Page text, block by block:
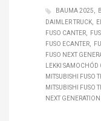
BAUMA 2025
DAIMLER TRUCK
FUSO CANTER
FUSO ECANTER
FUSO NEXT
LEKKI SAMOCHÓD
MITSUBISHI FUSO
MITSUBISHI FUSO
NEXT